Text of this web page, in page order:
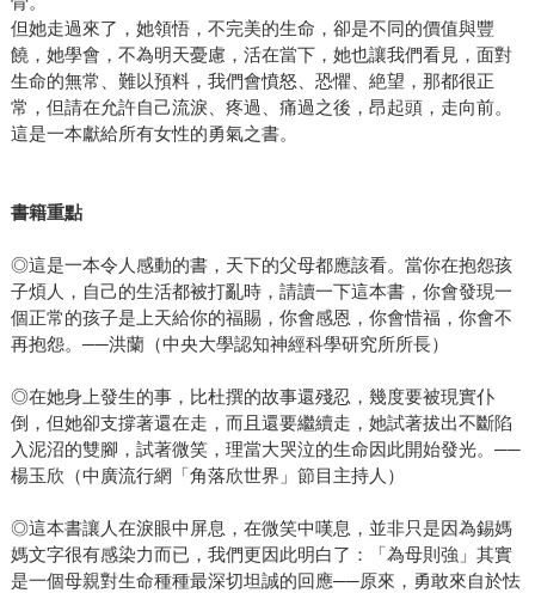
但她走過來了，她領悟，不完美的生命，卻是不同的價值與豐
饒，她學會，不為明天憂慮，活在當下，她也讓我們看見，面對
生命的無常、難以預料，我們會憤怒、恐懼、絶望，那都很正
常，但請在允許自己流淚、疼過、痛過之後，昂起頭，走向前。
這是一本獻給所有女性的勇氣之書。
書籍重點
◎這是一本令人感動的書，天下的父母都應該看。當你在抱怨孩
子煩人，自己的生活都被打亂時，請讀一下這本書，你會發現一
個正常的孩子是上天給你的福賜，你會感恩，你會惜福，你會不
再抱怨。──洪蘭（中央大學認知神經科學研究所所長）
◎在她身上發生的事，比杜撰的故事還殘忍，幾度要被現實仆
倒，但她卻支撐著還在走，而且還要繼續走，她試著拔出不斷陷
入泥沼的雙腳，試著微笑，理當大哭泣的生命因此開始發光。──
楊玉欣（中廣流行網「角落欣世界」節目主持人）
◎這本書讓人在淚眼中屏息，在微笑中嘆息，並非只是因為錫媽
媽文字很有感染力而已，我們更因此明白了：「為母則強」其實
是一個母親對生命種種最深切坦誠的回應──原來，勇敢來自於怯